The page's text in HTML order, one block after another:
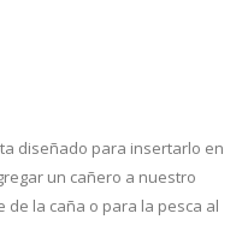
diseñado para insertarlo en
un cañero a nuestro
la caña o para la pesca al